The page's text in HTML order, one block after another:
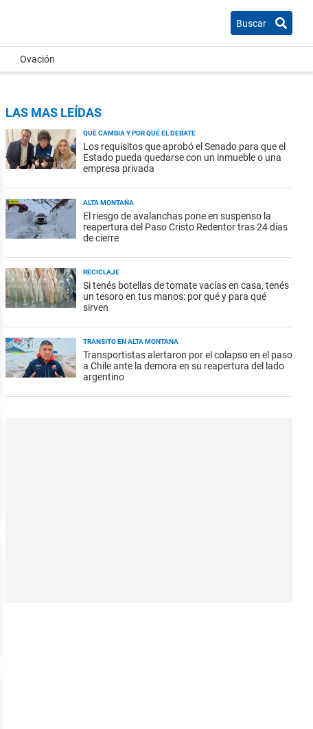
Buscar
Ovación
LAS MAS LEÍDAS
QUÉ CAMBIA Y POR QUÉ EL DEBATE
Los requisitos que aprobó el Senado para que el
Estado pueda quedarse con un inmueble o una
empresa privada
ALTA MONTAÑA
El riesgo de avalanchas pone en suspenso la
reapertura del Paso Cristo Redentor tras 24 días
de cierre
RECICLAJE
Si tenés botellas de tomate vacías en casa, tenés
un tesoro en tus manos: por qué y para qué
sirven
TRÁNSITO EN ALTA MONTAÑA
Transportistas alertaron por el colapso en el paso
a Chile ante la demora en su reapertura del lado
argentino